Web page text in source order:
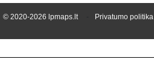
© 2020-2026 lpmaps.lt Privatumo politika